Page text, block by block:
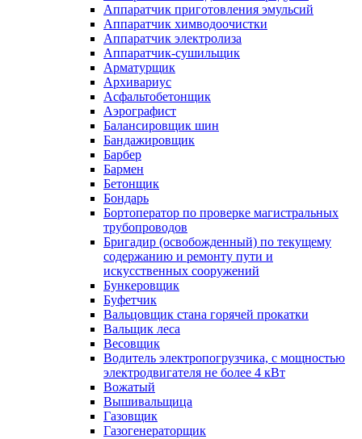
Аппаратчик приготовления эмульсий
Аппаратчик химводоочистки
Аппаратчик электролиза
Аппаратчик-сушильщик
Арматурщик
Архивариус
Асфальтобетонщик
Аэрографист
Балансировщик шин
Бандажировщик
Барбер
Бармен
Бетонщик
Бондарь
Бортоператор по проверке магистральных
трубопроводов
Бригадир (освобожденный) по текущему
содержанию и ремонту пути и
искусственных сооружений
Бункеровщик
Буфетчик
Вальцовщик стана горячей прокатки
Вальщик леса
Весовщик
Водитель электропогрузчика, с мощностью
электродвигателя не более 4 кВт
Вожатый
Вышивальщица
Газовщик
Газогенераторщик